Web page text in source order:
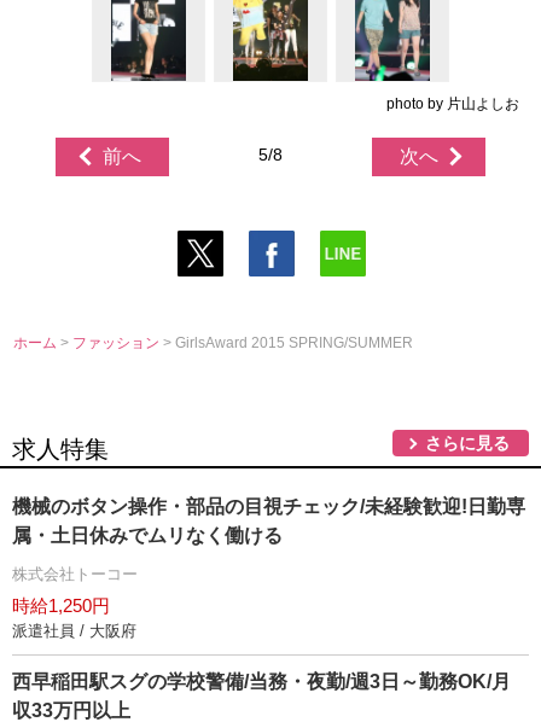
photo by 片山よしお
前へ 次へ
5/8
ホーム > ファッション> GirlsAward 2015 SPRING/SUMMER
求人特集 さらに見る
機械のボタン操作・部品の目視チェック/未経験歓迎!日勤専
属・土日休みでムリなく働ける
株式会社トーコー
時給1,250円
派遣社員 / 大阪府
西早稲田駅スグの学校警備/当務・夜勤/週3日～勤務OK/月
収33万円以上